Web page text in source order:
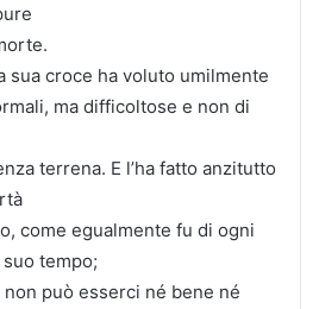
sua croce ha voluto umilmente
ma difficoltose e non di
terrena. E l’ha fatto anzitutto
come egualmente fu di ogni
tempo;
può esserci né bene né